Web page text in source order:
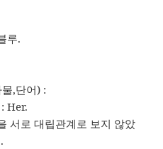
루.
,단어) :
Her.
서로 대립관계로 보지 않았